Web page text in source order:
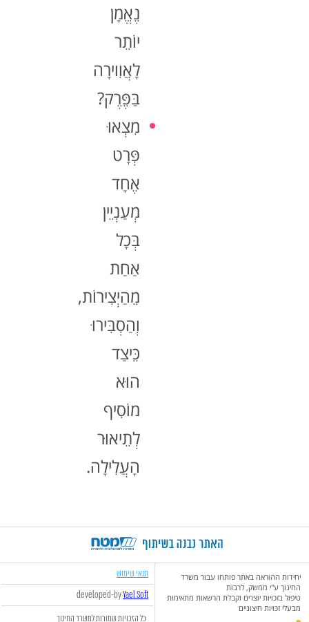
נֶאֱמָן
יוֹתֵר
לָאֲוִוירָה
בַּפֶּרֶק?
מִצְאוּ
פְּרָט
אֶחָד
מְעַנְיֵין
בְּכָל
אַחַת
מֵהַיְצִירוֹת,
וְהַסְבִּירוּ
כֵּיצַד
הוּא
מוֹסִיף
לְתֵיאוּר
הָעֲלִילָה.
יחידות ההוראה באתר פותחו עבור משרד
החינוך ע"י ממשק, לרבות
טיפול בזכויות יוצרים וקבלת הרשאות מתאימות
מבעלי זכויות חיצוניים
תנאי שימוש
developed-byYael Soft
כל הזכויות שמורות למשרד החינוך